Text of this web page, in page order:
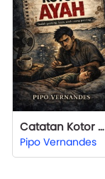
Catatan Kotor Ayah
Pipo Vernandes